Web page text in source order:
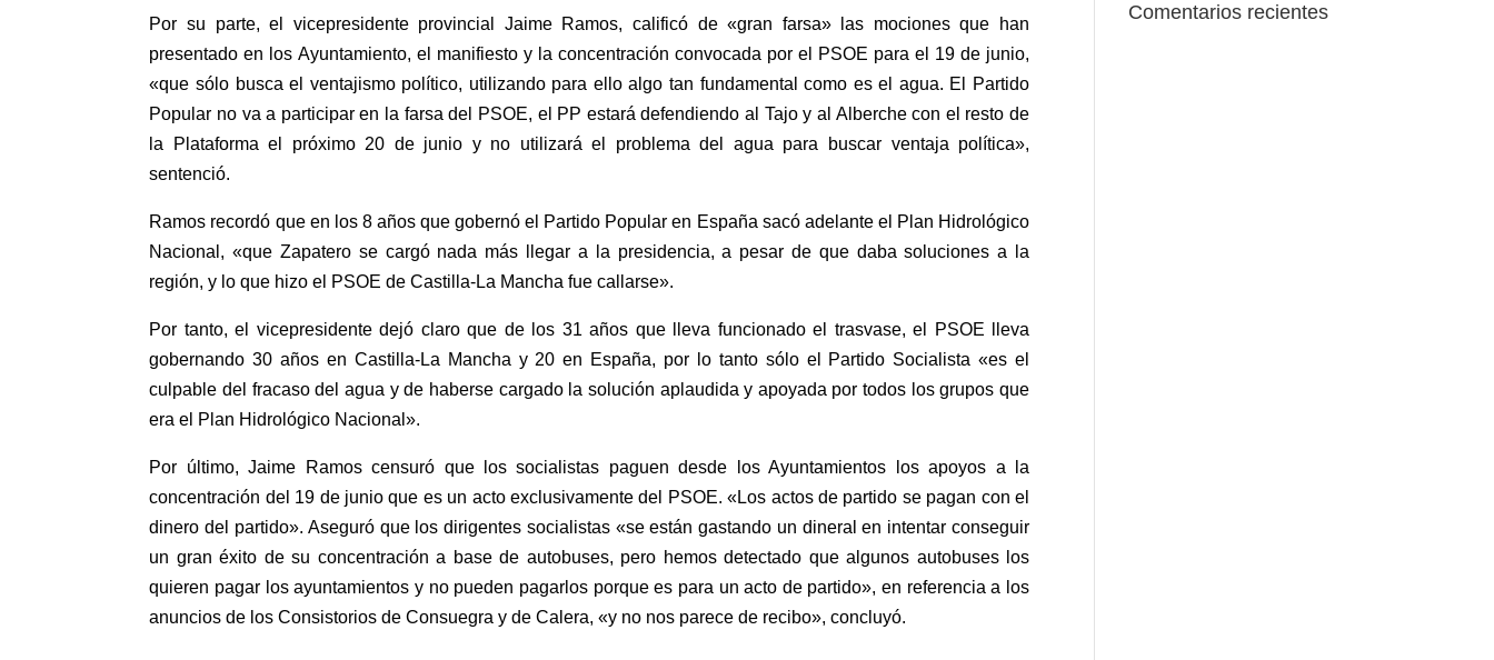
Por su parte, el vicepresidente provincial Jaime Ramos, calificó de «gran farsa» las mociones que han
presentado en los Ayuntamiento, el manifiesto y la concentración convocada por el PSOE para el 19 de junio,
«que sólo busca el ventajismo político, utilizando para ello algo tan fundamental como es el agua. El Partido
Popular no va a participar en la farsa del PSOE, el PP estará defendiendo al Tajo y al Alberche con el resto de
la Plataforma el próximo 20 de junio y no utilizará el problema del agua para buscar ventaja política»,
sentenció.
Ramos recordó que en los 8 años que gobernó el Partido Popular en España sacó adelante el Plan Hidrológico
Nacional, «que Zapatero se cargó nada más llegar a la presidencia, a pesar de que daba soluciones a la
región, y lo que hizo el PSOE de Castilla-La Mancha fue callarse».
Por tanto, el vicepresidente dejó claro que de los 31 años que lleva funcionado el trasvase, el PSOE lleva
gobernando 30 años en Castilla-La Mancha y 20 en España, por lo tanto sólo el Partido Socialista «es el
culpable del fracaso del agua y de haberse cargado la solución aplaudida y apoyada por todos los grupos que
era el Plan Hidrológico Nacional».
Por último, Jaime Ramos censuró que los socialistas paguen desde los Ayuntamientos los apoyos a la
concentración del 19 de junio que es un acto exclusivamente del PSOE. «Los actos de partido se pagan con el
dinero del partido». Aseguró que los dirigentes socialistas «se están gastando un dineral en intentar conseguir
un gran éxito de su concentración a base de autobuses, pero hemos detectado que algunos autobuses los
quieren pagar los ayuntamientos y no pueden pagarlos porque es para un acto de partido», en referencia a los
anuncios de los Consistorios de Consuegra y de Calera, «y no nos parece de recibo», concluyó.
Comentarios recientes